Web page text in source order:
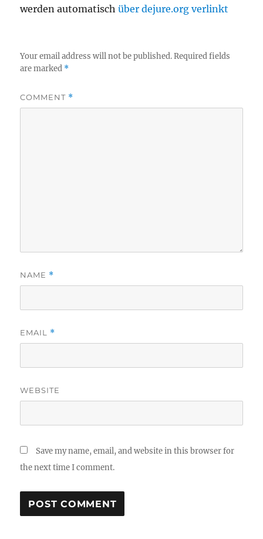
werden automatischüber dejure.org verlinkt
Your email address will not be published. Required fields
are marked *
COMMENT *
NAME *
EMAIL *
WEBSITE
Save my name, email, and website in this browser for
the next time I comment.